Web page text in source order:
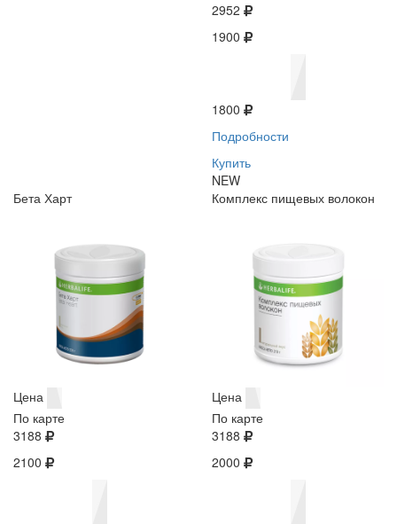
2952
1900
1800
Подробности
Купить
NEW
Бета Харт
Цена
По карте
3188
2100
Комплекс пищевых волокон
Цена
По карте
3188
2000